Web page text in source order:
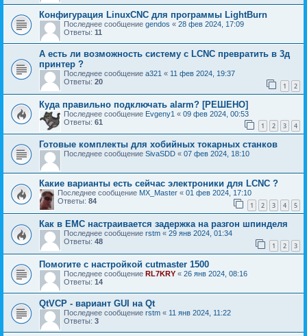
Конфигурация LinuxCNC для программы LightBurn
Последнее сообщение gendos « 28 фев 2024, 17:09
Ответы: 11
А есть ли возможность систему с LCNC превратить в 3д
принтер ?
Последнее сообщение a321 « 11 фев 2024, 19:37
Ответы: 20 1 2
Куда правильно подключать alarm? [РЕШЕНО]
Последнее сообщение Evgeny1 « 09 фев 2024, 00:53
Ответы: 61 1 2 3 4
Готовые комплекты для хобийных токарных станков
Последнее сообщение SivaSDD « 07 фев 2024, 18:10
Какие варианты есть сейчас электроники для LCNC ?
Последнее сообщение MX_Master « 01 фев 2024, 17:10
Ответы: 84 1 2 3 4 5
Как в EMC настраивается задержка на разгон шпинделя
Последнее сообщение rstm « 29 янв 2024, 01:34
Ответы: 48 1 2 3
Помогите с настройкой cutmaster 1500
Последнее сообщение RL7KRY « 26 янв 2024, 08:16
Ответы: 14
QtVCP - вариант GUI на Qt
Последнее сообщение rstm « 11 янв 2024, 11:22
Ответы: 3